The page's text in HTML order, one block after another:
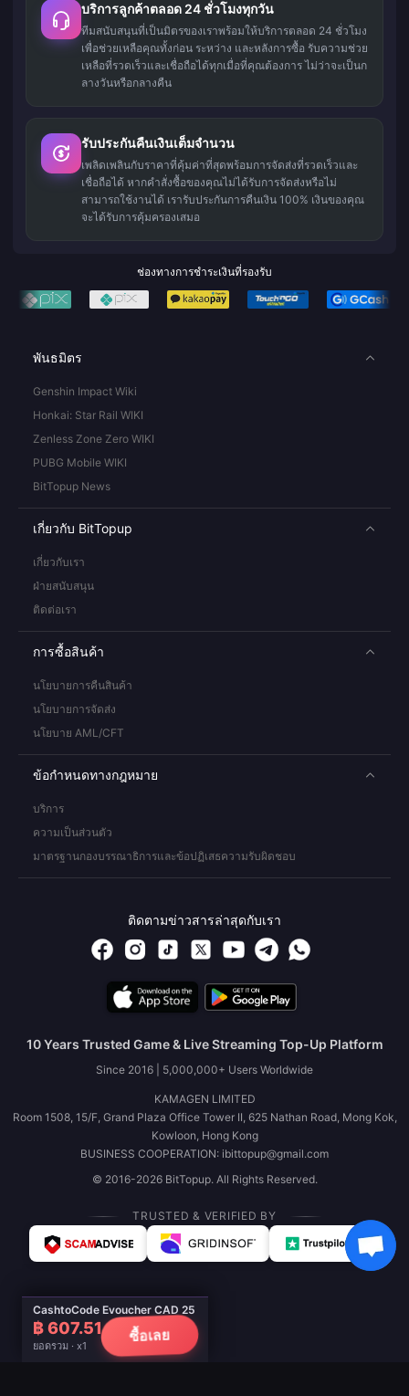
CashtoCode Evoucher CAD 25
฿ 607.51
ยอดรวม · x1
ซื้อเลย
บริการลูกค้าตลอด 24 ชั่วโมงทุกวัน
ทีมสนับสนุนที่เป็นมิตรของเราพร้อมให้บริการตลอด 24 ชั่วโมง
เพื่อช่วยเหลือคุณทั้งก่อน ระหว่าง และหลังการซื้อ รับความช่วย
เหลือที่รวดเร็วและเชื่อถือได้ทุกเมื่อที่คุณต้องการ ไม่ว่าจะเป็นก
ลางวันหรือกลางคืน
รับประกันคืนเงินเต็มจำนวน
เพลิดเพลินกับราคาที่คุ้มค่าที่สุดพร้อมการจัดส่งที่รวดเร็วและ
เชื่อถือได้ หากคำสั่งซื้อของคุณไม่ได้รับการจัดส่งหรือไม่
สามารถใช้งานได้ เรารับประกันการคืนเงิน 100% เงินของคุณ
จะได้รับการคุ้มครองเสมอ
ช่องทางการชำระเงินที่รองรับ
พันธมิตร
Genshin Impact Wiki
Honkai: Star Rail WIKI
Zenless Zone Zero WIKI
PUBG Mobile WIKI
BitTopup News
เกี่ยวกับ BitTopup
เกี่ยวกับเรา
ฝ่ายสนับสนุน
ติดต่อเรา
การซื้อสินค้า
นโยบายการคืนสินค้า
นโยบายการจัดส่ง
นโยบาย AML/CFT
ข้อกำหนดทางกฎหมาย
บริการ
ความเป็นส่วนตัว
มาตรฐานกองบรรณาธิการและข้อปฏิเสธความรับผิดชอบ
ติดตามข่าวสารล่าสุดกับเรา
10 Years Trusted Game & Live Streaming Top-Up Platform
Since 2016 | 5,000,000+ Users Worldwide
KAMAGEN LIMITED
Room 1508, 15/F, Grand Plaza Office Tower II, 625 Nathan Road, Mong Kok,
Kowloon, Hong Kong
BUSINESS COOPERATION: ibittopup@gmail.com
© 2016-2026 BitTopup. All Rights Reserved.
TRUSTED & VERIFIED BY